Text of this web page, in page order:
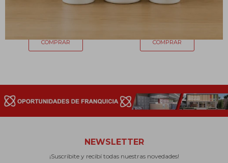
Set de viaje Palangana 39cm x 17cm
NEWSLETTER
¡Suscribite y recibí todas nuestras novedades!